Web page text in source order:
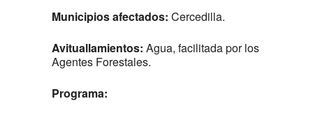
Municipios afectados: Cercedilla.
Avituallamientos: Agua, facilitada por los
Agentes Forestales.
Programa: